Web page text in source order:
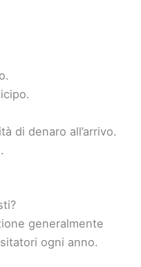
di denaro all’arrivo.
generalmente
ogni anno.